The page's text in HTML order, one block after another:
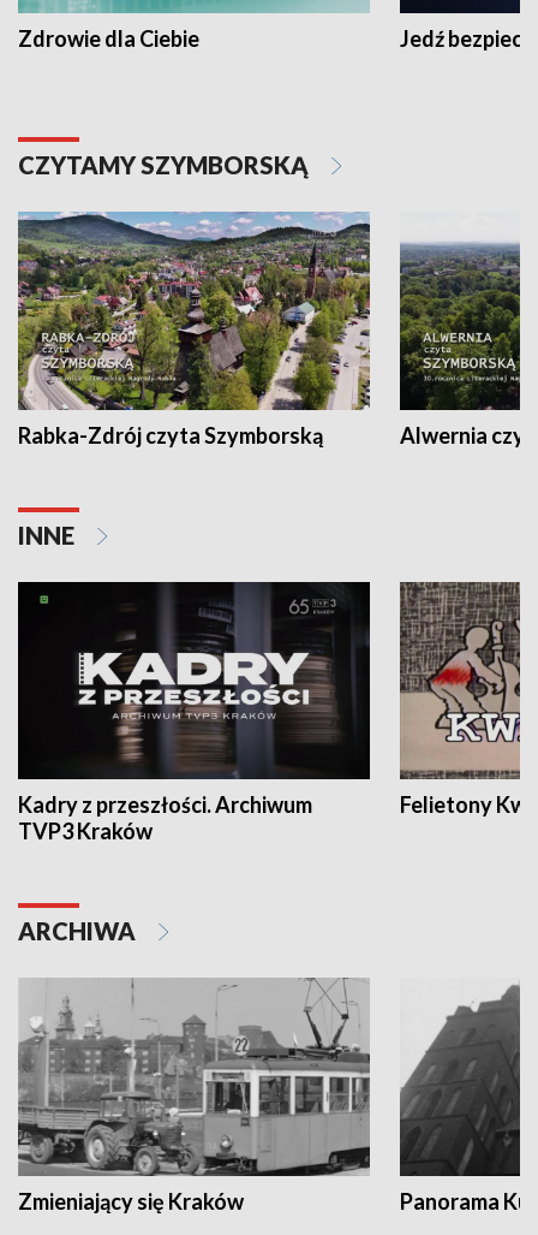
Zdrowie dla Ciebie Jedź
CZYTAMY SZYMBORSKĄ
Rabka-Zdrój czyta Szymborską Alwernia
INNE
Kadry z przeszłości. Archiwum
TVP3 Kraków
Felietony
ARCHIWA
Zmieniający się Kraków Panorama